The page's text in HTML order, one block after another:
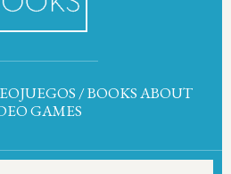
/ BOOKS ABOUT
GAMES